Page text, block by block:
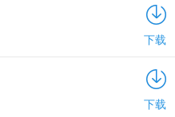
下载
下载